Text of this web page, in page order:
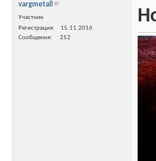
vargmetall
Участник
Регистрация
15.11.2016
Сообщения
252